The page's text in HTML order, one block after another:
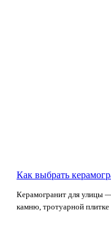
Как выбрать
Керамогранит для улицы
камню, тротуарной плитке